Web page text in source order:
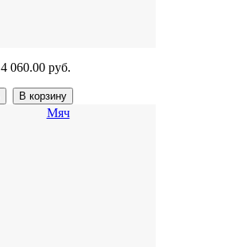
4 060.00 руб.
Мяч